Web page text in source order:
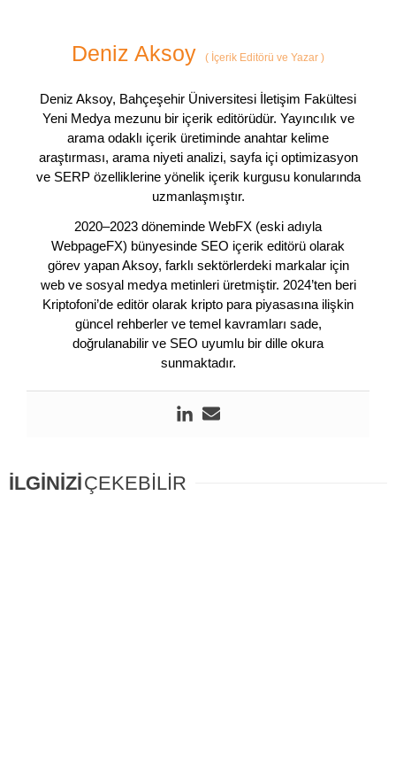
Deniz Aksoy ( İçerik Editörü ve Yazar )
Deniz Aksoy, Bahçeşehir Üniversitesi İletişim Fakültesi
Yeni Medya mezunu bir içerik editörüdür. Yayıncılık ve
arama odaklı içerik üretiminde anahtar kelime
araştırması, arama niyeti analizi, sayfa içi optimizasyon
ve SERP özelliklerine yönelik içerik kurgusu konularında
uzmanlaşmıştır.
2020–2023 döneminde WebFX (eski adıyla
WebpageFX) bünyesinde SEO içerik editörü olarak
görev yapan Aksoy, farklı sektörlerdeki markalar için
web ve sosyal medya metinleri üretmiştir. 2024’ten beri
Kriptofoni’de editör olarak kripto para piyasasına ilişkin
güncel rehberler ve temel kavramları sade,
doğrulanabilir ve SEO uyumlu bir dille okura
sunmaktadır.
İLGİNİZİÇEKEBİLİR